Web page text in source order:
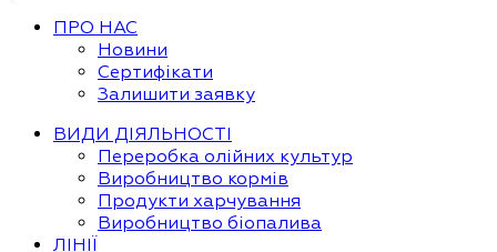
ПРО НАС
Новини
Сертифікати
Залишити заявку
ВИДИ ДІЯЛЬНОСТІ
Переробка олійних культур
Виробництво кормів
Продукти харчування
Виробництво біопалива
ЛІНІЇ